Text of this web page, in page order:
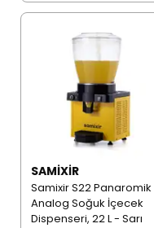
SAMIXIR
Samixir S22 Panaromik
Analog Soğuk İçecek
Dispenseri, 22 L - Sarı